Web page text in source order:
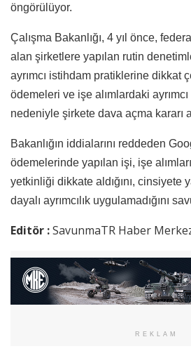
öngörülüyor.
Çalışma Bakanlığı, 4 yıl önce,
alan şirketlere yapılan rutin
ayrımcı istihdam pratiklerine dikkat
ödemeleri ve işe alımlardaki
nedeniyle şirkete dava açma kararı
Bakanlığın iddialarını reddeden
ödemelerinde yapılan işi, işe
yetkinliği dikkate aldığını, cinsiyete
dayalı ayrımcılık uygulamadığını
Editör :SavunmaTR Haber
REKLAM